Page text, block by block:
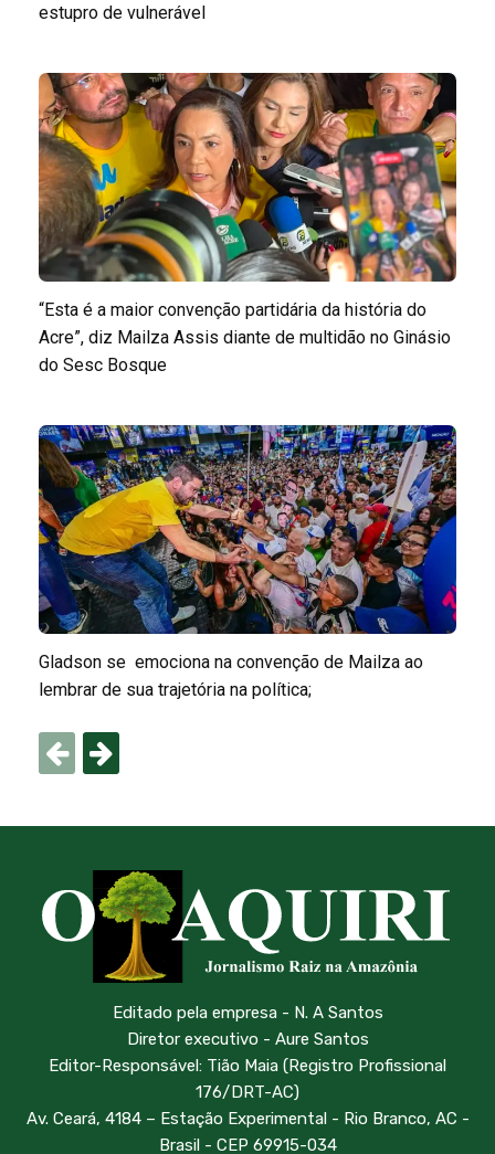
estupro de vulnerável
“Esta é a maior convenção partidária da história do
Acre”, diz Mailza Assis diante de multidão no Ginásio
do Sesc Bosque
Gladson se emociona na convenção de Mailza ao
lembrar de sua trajetória na política;
Editado pela empresa - N. A Santos
Diretor executivo - Aure Santos
Editor-Responsável: Tião Maia (Registro Profissional
176/DRT-AC)
Av. Ceará, 4184 – Estação Experimental - Rio Branco, AC -
Brasil - CEP 69915-034